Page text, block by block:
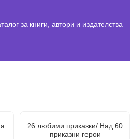
за книги, автори и издателства
26 любими приказки/ Над 60
приказни герои